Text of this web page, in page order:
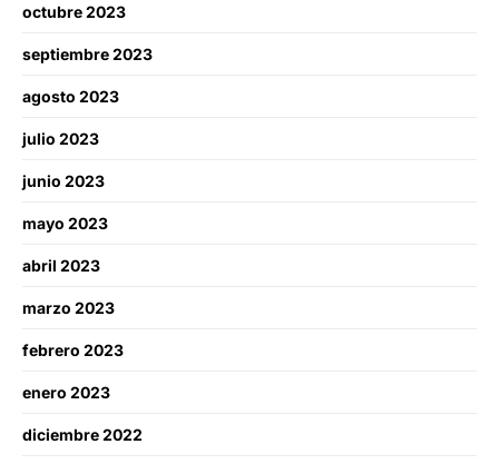
octubre 2023
septiembre 2023
agosto 2023
julio 2023
junio 2023
mayo 2023
abril 2023
marzo 2023
febrero 2023
enero 2023
diciembre 2022